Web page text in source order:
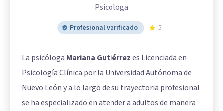
Psicóloga
Profesional verificado 5
La psicóloga Mariana Gutiérrezes Licenciada en
Psicología Clínica por la Universidad Autónoma de
Nuevo León y a lo largo de su trayectoria profesional
se ha especializado en atender a adultos de manera